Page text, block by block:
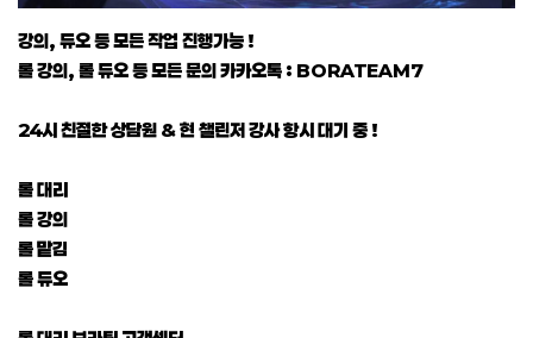
강의, 듀오 등 모든 작업 진행가능 !
롤 강의, 롤 듀오 등 모든 문의 카카오톡 : BORATEAM7
24시 친절한 상담원 & 현 챌린저 강사 항시 대기 중 !
롤 대리
롤 강의
롤 맡김
롤 듀오